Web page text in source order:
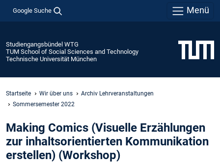
Google Suche Menü
Studiengangsbündel WTG
TUM School of Social Sciences and Technology
Technische Universität München
Startseite Wir über uns
Archiv Lehrveranstaltungen
Sommersemester 2022
Making Comics (Visuelle Erzählungen
zur inhaltsorientierten Kommunikation
erstellen) (Workshop)